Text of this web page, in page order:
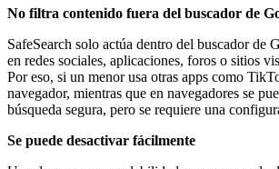
No filtra contenido fuera del buscador de
SafeSearch solo actúa dentro del buscador de
en redes sociales, aplicaciones, foros o sitios
Por eso, si un menor usa otras apps como
navegador, mientras que en navegadores se
búsqueda segura, pero se requiere una
Se puede desactivar fácilmente